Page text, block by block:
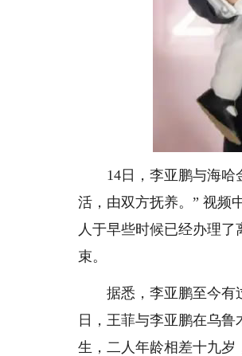
14日，李亚鹏与海哈金
活，由双方抚养。” 视频
人于早些时候已经办理
束。
据悉，李亚鹏至今有过
日，王菲与李亚鹏在乌
生，二人年龄相差十九岁